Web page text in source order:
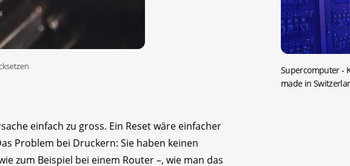
einfach zu gross. Ein Reset wäre einfacher
Problem bei Druckern: Sie haben keinen
zum Beispiel bei einem Router –, wie man das
Supercomputer -
made in